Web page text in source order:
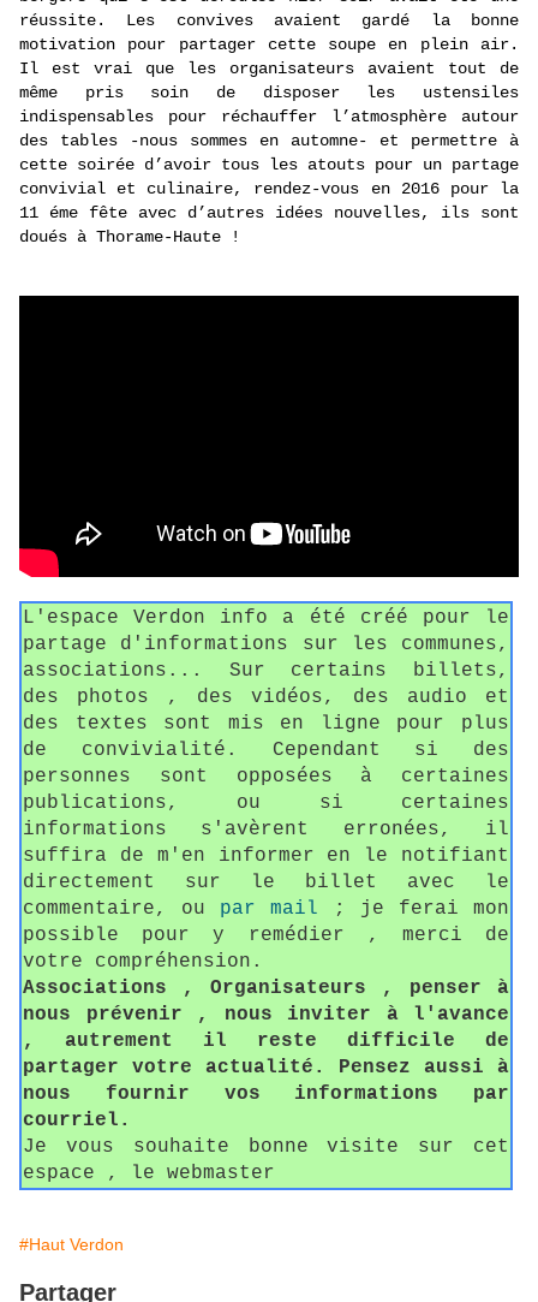
réussite. Les convives avaient gardé la bonne
motivation pour partager cette soupe en plein air.
Il est vrai que les organisateurs avaient tout de
même pris soin de disposer les ustensiles
indispensables pour réchauffer l’atmosphère autour
des tables -nous sommes en automne- et permettre à
cette soirée d’avoir tous les atouts pour un partage
convivial et culinaire, rendez-vous en 2016 pour la
11 éme fête avec d’autres idées nouvelles, ils sont
doués à Thorame-Haute !
L'espace Verdon info a été créé pour le
partage d'informations sur les communes,
associations... Sur certains billets,
des photos , des vidéos, des audio et
des textes sont mis en ligne pour plus
de convivialité. Cependant si des
personnes sont opposées à certaines
publications, ou si certaines
informations s'avèrent erronées, il
suffira de m'en informer en le notifiant
directement sur le billet avec le
commentaire, ou par mail ; je ferai mon
possible pour y remédier , merci de
votre compréhension.
Associations , Organisateurs , penser à
nous prévenir , nous inviter à l'avance
, autrement il reste difficile de
partager votre actualité. Pensez aussi à
nous fournir vos informations par
courriel.
Je vous souhaite bonne visite sur cet
espace , le webmaster
#Haut Verdon
Partager